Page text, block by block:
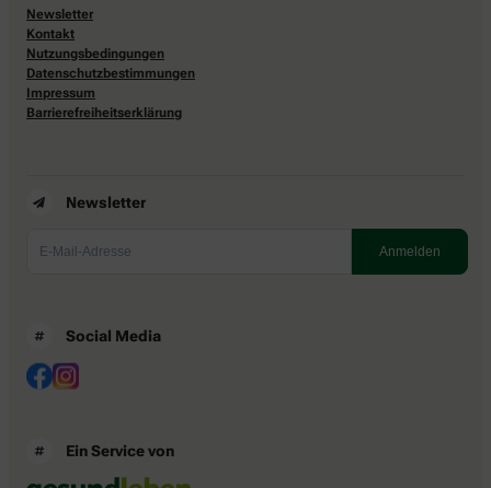
Newsletter
Kontakt
Nutzungsbedingungen
Datenschutzbestimmungen
Impressum
Barrierefreiheitserklärung
Newsletter
Social Media
Ein Service von